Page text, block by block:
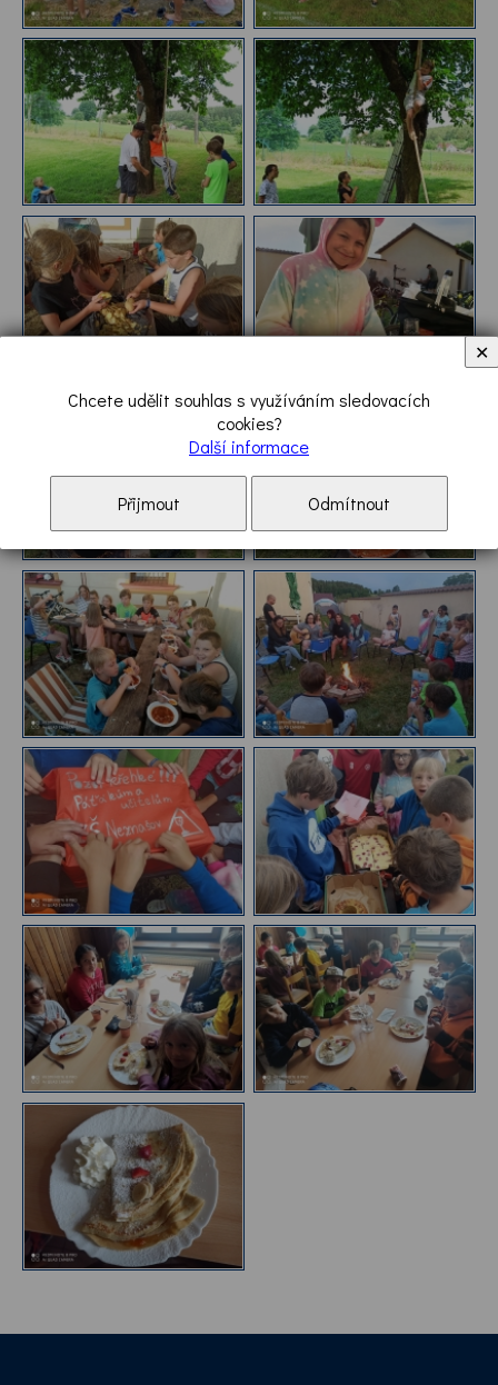
Chcete udělit souhlas s využíváním sledovacích
cookies?
Další informace
Přijmout Odmítnout
✕